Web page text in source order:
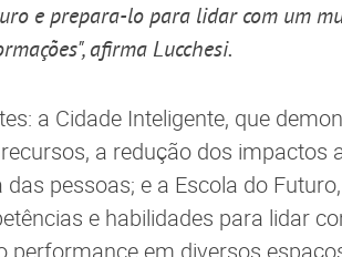
e prepara-lo para lidar com um
afirma Lucchesi.
a Cidade Inteligente, que
a redução dos impactos
pessoas; e a Escola do
e habilidades para lidar
performance em diversos